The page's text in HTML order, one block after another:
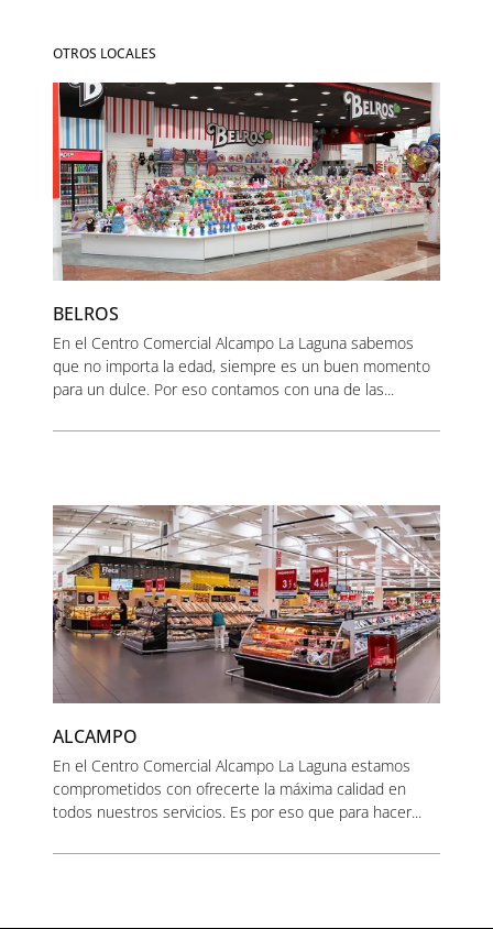
OTROS LOCALES
BELROS
En el Centro Comercial Alcampo La Laguna sabemos
que no importa la edad, siempre es un buen momento
para un dulce. Por eso contamos con una de las...
ALCAMPO
En el Centro Comercial Alcampo La Laguna estamos
comprometidos con ofrecerte la máxima calidad en
todos nuestros servicios. Es por eso que para hacer...